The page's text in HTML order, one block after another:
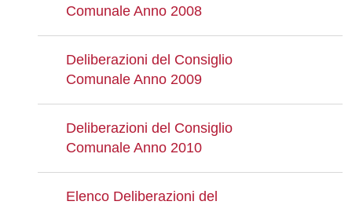
Comunale Anno 2008
Deliberazioni del Consiglio
Comunale Anno 2009
Deliberazioni del Consiglio
Comunale Anno 2010
Elenco Deliberazioni del